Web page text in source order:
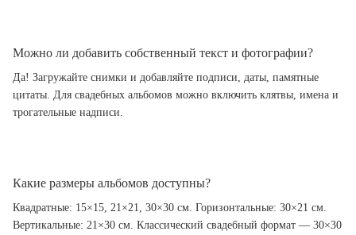
Можно ли добавить собственный текст и фотографии?
Да! Загружайте снимки и добавляйте подписи, даты, памятные
цитаты. Для свадебных альбомов можно включить клятвы, имена и
трогательные надписи.
Какие размеры альбомов доступны?
Квадратные: 15×15, 21×21, 30×30 см. Горизонтальные: 30×21 см.
Вертикальные: 21×30 см. Классический свадебный формат — 30×30